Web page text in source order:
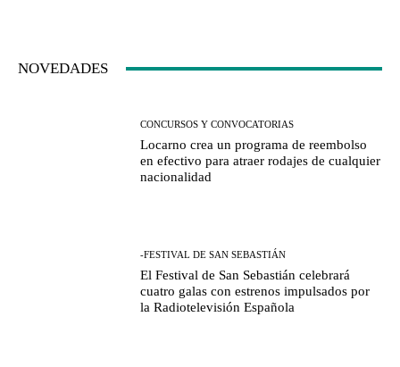
NOVEDADES
CONCURSOS Y CONVOCATORIAS
Locarno crea un programa de reembolso
en efectivo para atraer rodajes de cualquier
nacionalidad
-FESTIVAL DE SAN SEBASTIÁN
El Festival de San Sebastián celebrará
cuatro galas con estrenos impulsados por
la Radiotelevisión Española